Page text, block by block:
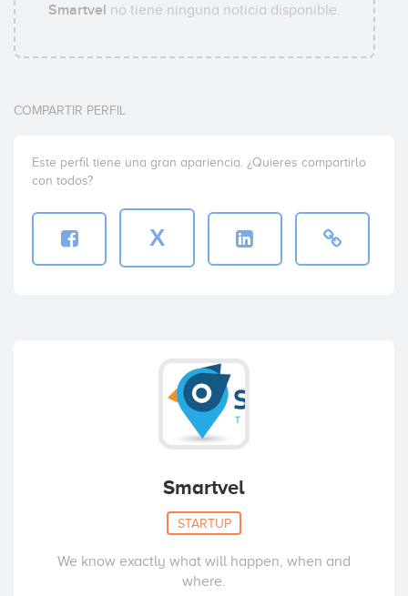
Smartvel no tiene ninguna noticia disponible.
COMPARTIR PERFIL
Este perfil tiene una gran apariencia. ¿Quieres compartirlo
con todos?
X
Smartvel
STARTUP
We know exactly what will happen, when and
where.